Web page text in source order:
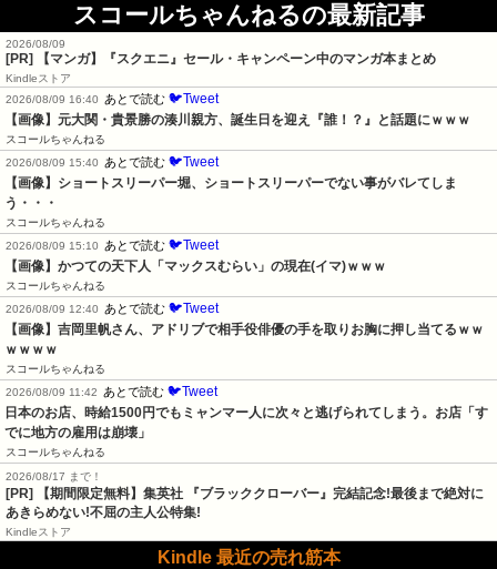
スコールちゃんねるの最新記事
2026/08/09
[PR] 【マンガ】『スクエニ』セール・キャンペーン中のマンガ本まとめ
Kindleストア
2026/08/09 16:40
あとで読む 🐦Tweet
【画像】元大関・貴景勝の湊川親方、誕生日を迎え『誰！？』と話題にｗｗｗ
スコールちゃんねる
2026/08/09 15:40
あとで読む 🐦Tweet
【画像】ショートスリーパー堀、ショートスリーパーでない事がバレてしま
う・・・
スコールちゃんねる
2026/08/09 15:10
あとで読む 🐦Tweet
【画像】かつての天下人「マックスむらい」の現在(イマ)ｗｗｗ
スコールちゃんねる
2026/08/09 12:40
あとで読む 🐦Tweet
【画像】吉岡里帆さん、アドリブで相手役俳優の手を取りお胸に押し当てるｗｗ
ｗｗｗｗ
スコールちゃんねる
2026/08/09 11:42
あとで読む 🐦Tweet
日本のお店、時給1500円でもミャンマー人に次々と逃げられてしまう。お店「す
でに地方の雇用は崩壊」
スコールちゃんねる
2026/08/17 まで！
[PR] 【期間限定無料】集英社 『ブラッククローバー』完結記念!最後まで絶対に
あきらめない!不屈の主人公特集!
Kindleストア
Kindle 最近の売れ筋本